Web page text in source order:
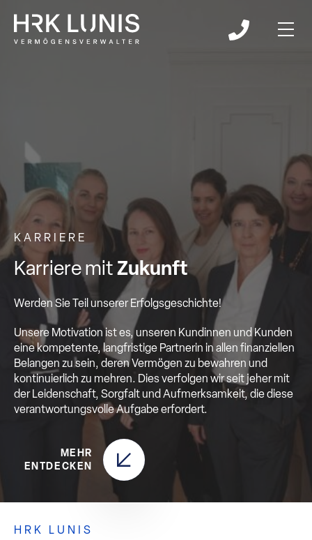
KARRIERE
Karriere mitZukunft
Werden Sie Teil unserer Erfolgsgeschichte!
Unsere Motivation ist es, unseren Kundinnen und Kunden
eine kompetente, langfristige Partnerin in allen finanziellen
Belangen zu sein, deren Vermögen zu bewahren und
kontinuierlich zu mehren. Dies verfolgen wir seit jeher mit
der Leidenschaft, Sorgfalt und Aufmerksamkeit, die diese
verantwortungsvolle Aufgabe erfordert.
MEHR
ENTDECKEN
HRK LUNIS